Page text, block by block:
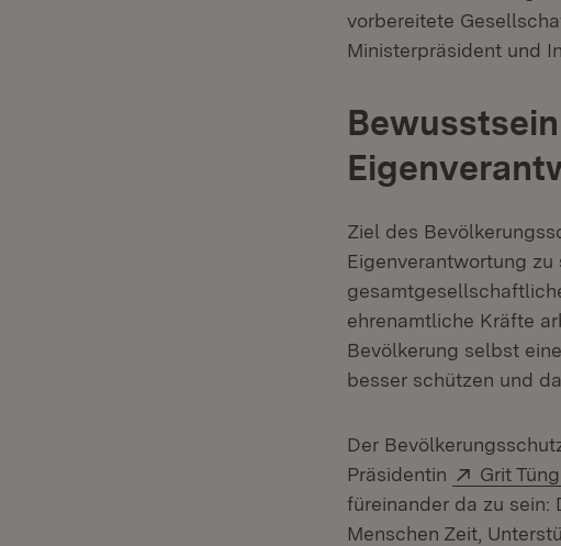
vorbereitete
Ministerpräsident und
Ziel des
Eigenverantwortung
ehrenamtliche Kräfte
Bevölkerung selbst
besser schützen und
Der
Präsidentin
Extern:
Grit
füreinander da zu sein:
Menschen Zeit,